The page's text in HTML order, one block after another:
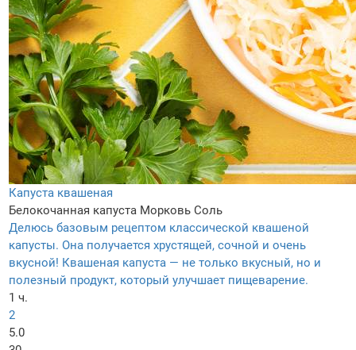
Капуста квашеная
Белокочанная капуста Морковь Соль
Делюсь базовым рецептом классической квашеной
капусты. Она получается хрустящей, сочной и очень
вкусной! Квашеная капуста — не только вкусный, но и
полезный продукт, который улучшает пищеварение.
1 ч.
2
5.0